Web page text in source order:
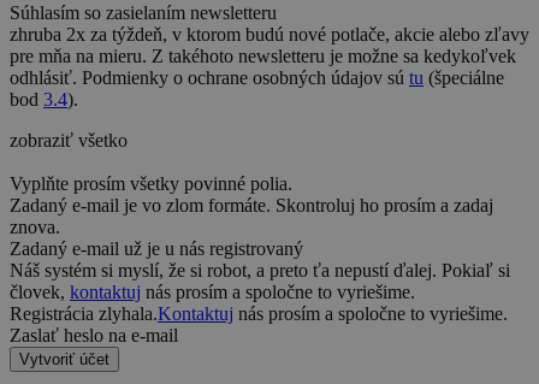
Súhlasím so zasielaním newsletteru
zhruba 2x za týždeň, v ktorom budú nové potlače, akcie alebo zľavy
pre mňa na mieru. Z takéhoto newsletteru je možne sa kedykoľvek
odhlásiť. Podmienky o ochrane osobných údajov sú tu (špeciálne
bod 3.4).
zobraziť všetko
Vyplňte prosím všetky povinné polia.
Zadaný e-mail je vo zlom formáte. Skontroluj ho prosím a zadaj
znova.
Zadaný e-mail už je u nás registrovaný
Náš systém si myslí, že si robot, a preto ťa nepustí ďalej. Pokiaľ si
človek, kontaktuj nás prosím a spoločne to vyriešime.
Registrácia zlyhala.Kontaktuj nás prosím a spoločne to vyriešime.
Zaslať heslo na e-mail
Vytvoriť účet